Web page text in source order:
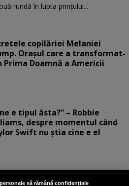
rundă în lupta prinţului...
copilăriei Melaniei
Orașul care a transformat-
Prima Doamnă a Americii
e tipul ăsta?” – Robbie
despre momentul când
Swift nu știa cine e el
Dickinson, solistul trupei
să rămână confidențiale